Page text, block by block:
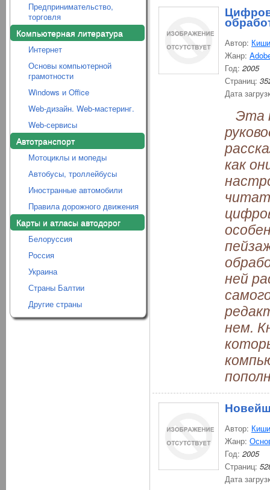
Предпринимательство,
торговля
Компьютерная литература
Интернет
Основы компьютерной
грамотности
Windows и Office
Web-дизайн. Web-мастеринг.
Web-сервисы
Автотранспорт
Мотоциклы и мопеды
Автобусы, троллейбусы
Иностранные автомобили
Правила дорожного движения
Карты и атласы автодорог
Белоруссия
Россия
Украина
Страны Балтии
Другие страны
Автор:
Жанр:
Год: 2005
Страниц:
Дата
Эта
как
ней
нем.
Автор:
Жанр:
Год: 2005
Страниц:
Дата